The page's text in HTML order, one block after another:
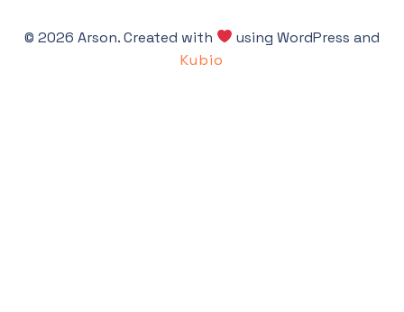
© 2026 Arson. Created with
using WordPress and
Kubio